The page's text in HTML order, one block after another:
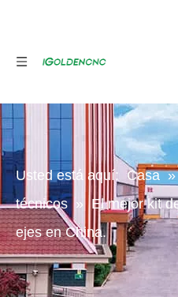
Usted está aquí: Casa
técnicos » El mejor kit
ejes en China.